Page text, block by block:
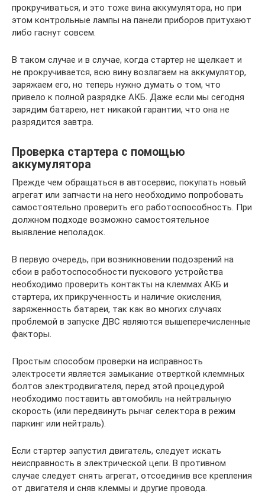
прокручиваться, и это тоже вина аккумулятора, но при
этом контрольные лампы на панели приборов притухают
либо гаснут совсем.
В таком случае и в случае, когда стартер не щелкает и
не прокручивается, всю вину возлагаем на аккумулятор,
заряжаем его, но теперь нужно думать о том, что
привело к полной разрядке АКБ. Даже если мы сегодня
зарядим батарею, нет никакой гарантии, что она не
разрядится завтра.
Проверка стартера с помощью
аккумулятора
Прежде чем обращаться в автосервис, покупать новый
агрегат или запчасти на него необходимо попробовать
самостоятельно проверить его работоспособность. При
должном подходе возможно самостоятельное
выявление неполадок.
В первую очередь, при возникновении подозрений на
сбои в работоспособности пускового устройства
необходимо проверить контакты на клеммах АКБ и
стартера, их прикрученность и наличие окисления,
заряженность батареи, так как во многих случаях
проблемой в запуске ДВС являются вышеперечисленные
факторы.
Простым способом проверки на исправность
электросети является замыкание отверткой клеммных
болтов электродвигателя, перед этой процедурой
необходимо поставить автомобиль на нейтральную
скорость (или передвинуть рычаг селектора в режим
паркинг или нейтраль).
Если стартер запустил двигатель, следует искать
неисправность в электрической цепи. В противном
случае следует снять агрегат, отсоединив все крепления
от двигателя и сняв клеммы и другие провода.